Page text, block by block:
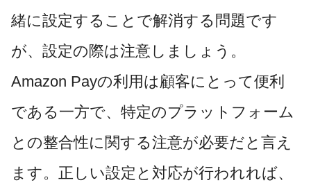
緒に設定することで解消する問題です
が、設定の際は注意しましょう。
Amazon Payの利用は顧客にとって便利
である一方で、特定のプラットフォーム
との整合性に関する注意が必要だと言え
ます。正しい設定と対応が行われれば、